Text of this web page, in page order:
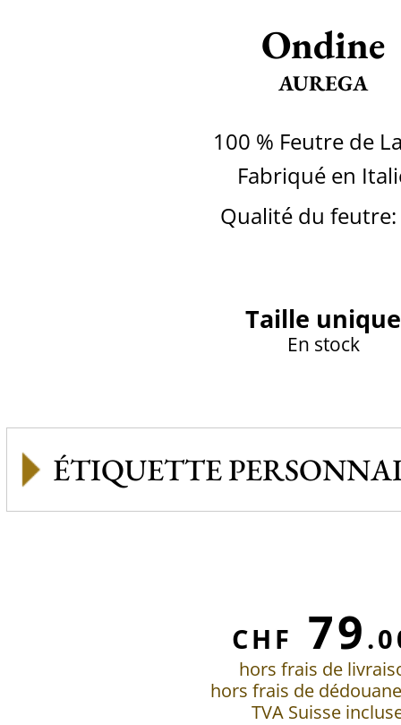
Ondine
AUREGA
100 % Feutre de
Fabriqué en
Qualité du feutre:
Taille unique
En stock
ÉTIQUETTE
CHF 79
hors frais de
hors frais de
TVA Suisse